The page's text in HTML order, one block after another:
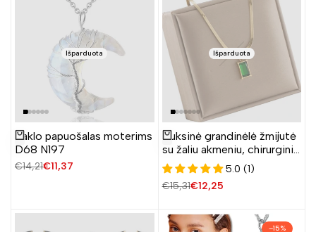
Išparduota
Žiūrėti produktą
Kaklo papuošalas moterims
D68 N197
Įprasta
€14,21Pardavimo
€11,37
Išparduota
Žiūrėti produktą
Auksinė grandinėlė žmijutė
su žaliu akmeniu, chirurginis
plienas
5.0 (1)
Įprasta
€15,31Pardavimo
€12,25
–15%